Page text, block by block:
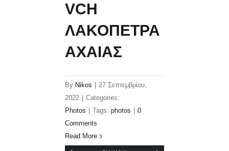
VCH
ΛΑΚΟΠΕΤΡΑ
ΑΧΑΙΑΣ
By Nikos
27 Σεπτεμβρίου,
2022
Categories:
Photos
Tags: photos
0
Comments
Read More